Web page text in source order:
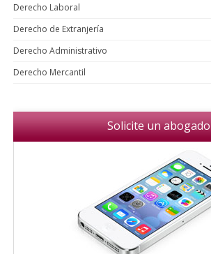
Derecho Laboral
Derecho de Extranjería
Derecho Administrativo
Derecho Mercantil
Solicite un abogado